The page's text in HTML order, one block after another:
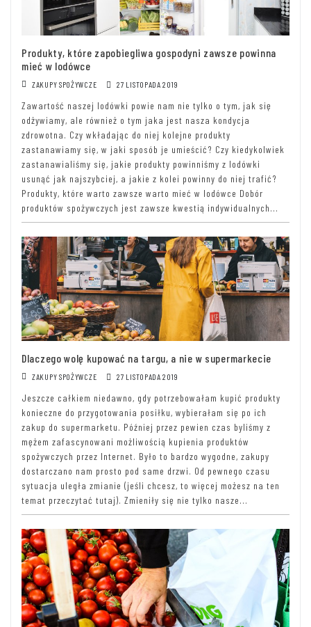
Produkty, które zapobiegliwa gospodyni zawsze powinna
mieć w lodówce
ZAKUPY SPOŻYWCZE 27 LISTOPADA 2019
Zawartość naszej lodówki powie nam nie tylko o tym, jak się
odżywiamy, ale również o tym jaka jest nasza kondycja
zdrowotna. Czy wkładając do niej kolejne produkty
zastanawiamy się, w jaki sposób je umieścić? Czy kiedykolwiek
zastanawialiśmy się, jakie produkty powinniśmy z lodówki
usunąć jak najszybciej, a jakie z kolei powinny do niej trafić?
Produkty, które warto zawsze warto mieć w lodówce Dobór
produktów spożywczych jest zawsze kwestią indywidualnych...
Dlaczego wolę kupować na targu, a nie w supermarkecie
ZAKUPY SPOŻYWCZE 27 LISTOPADA 2019
Jeszcze całkiem niedawno, gdy potrzebowałam kupić produkty
konieczne do przygotowania posiłku, wybierałam się po ich
zakup do supermarketu. Później przez pewien czas byliśmy z
mężem zafascynowani możliwością kupienia produktów
spożywczych przez Internet. Było to bardzo wygodne, zakupy
dostarczano nam prosto pod same drzwi. Od pewnego czasu
sytuacja uległa zmianie (jeśli chcesz, to więcej możesz na ten
temat przeczytać tutaj). Zmieniły się nie tylko nasze...